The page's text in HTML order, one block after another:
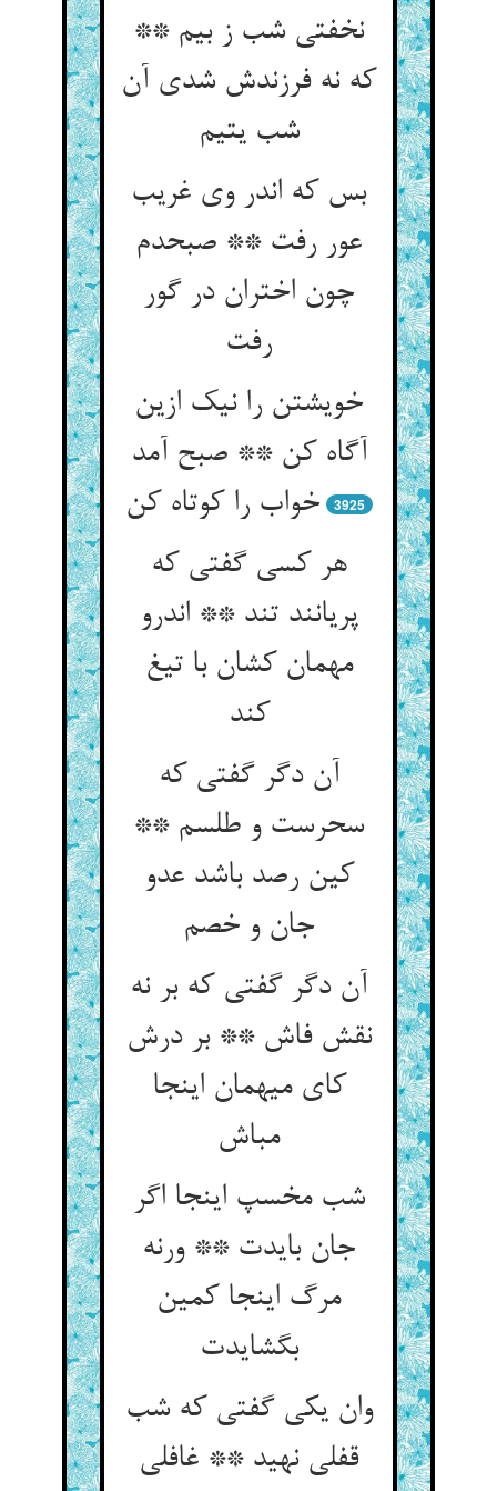
نخفتی شب ز بیم **
که نه فرزندش شدی آن
شب یتیم
بس که اندر وی غریب
عور رفت ** صبحدم
چون اختران در گور
رفت
خویشتن را نیک ازین
آگاه کن ** صبح آمد
خواب را کوتاه کن
3925
هر کسی گفتی که
پریانند تند ** اندرو
مهمان کشان با تیغ
کند
آن دگر گفتی که
سحرست و طلسم **
کین رصد باشد عدو
جان و خصم
آن دگر گفتی که بر نه
نقش فاش ** بر درش
کای میهمان اینجا
مباش
شب مخسپ اینجا اگر
جان بایدت ** ورنه
مرگ اینجا کمین
بگشایدت
وان یکی گفتی که شب
قفلی نهید ** غافلی